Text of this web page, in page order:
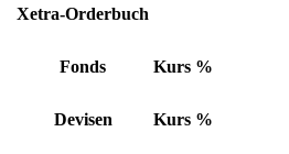
Xetra-Orderbuch
Fonds Kurs %
Devisen Kurs %